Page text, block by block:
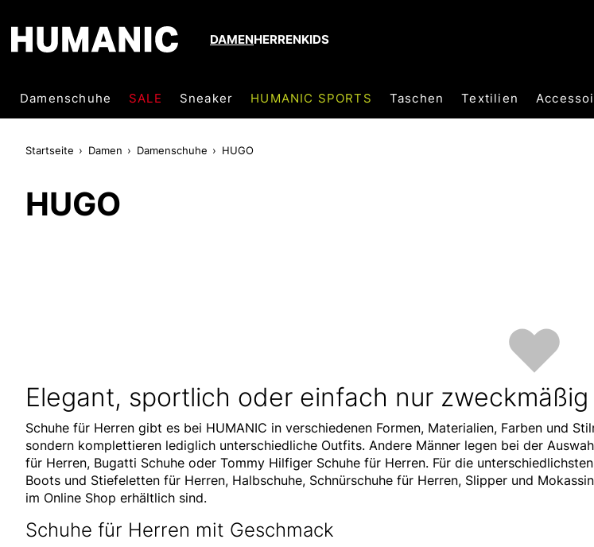
DAMENHERRENKIDS
Damenschuhe SALE Sneaker HUMANIC SPORTS Taschen Textilien
Startseite Damen Damenschuhe HUGO
HUGO
Elegant, sportlich oder einfach nur
Schuhe für Herren gibt es bei HUMANIC in verschiedenen Formen, Materialien, Farben und
sondern komplettieren lediglich unterschiedliche Outfits. Andere Männer legen bei der
für Herren, Bugatti Schuhe oder Tommy Hilfiger Schuhe für Herren. Für die
Boots und Stiefeletten für Herren, Halbschuhe, Schnürschuhe für Herren, Slipper und
im Online Shop erhältlich sind.
Schuhe für Herren mit Geschmack